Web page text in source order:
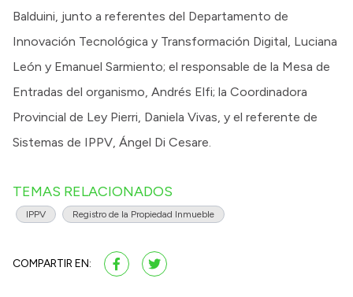
Balduini, junto a referentes del Departamento de
Innovación Tecnológica y Transformación Digital, Luciana
León y Emanuel Sarmiento; el responsable de la Mesa de
Entradas del organismo, Andrés Elfi; la Coordinadora
Provincial de Ley Pierri, Daniela Vivas, y el referente de
Sistemas de IPPV, Ángel Di Cesare.
TEMAS RELACIONADOS
IPPV Registro de la Propiedad Inmueble
COMPARTIR EN: